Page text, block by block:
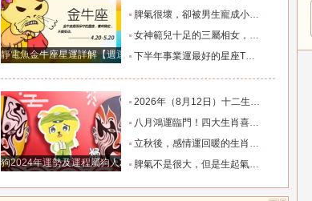
靜電魚金牛座星運詳解【週運2024年12月9日-12月15日】
脾氣很壞，卻被男生寵成小公主的四大星座女，無憂無慮沒煩惱_女生_魅力_所在
女神範兒十足的三屬相女，很受異性的歡迎，人生處處招桃花！_女性_魅力_機遇
下半年事業運最好的星座TOP4_獅子座_木星_天蠍座
狗2024年運勢及運程屬狗人2024運勢好嗎
2026年（8月12日）十二生肖最棒運勢播報_龍的_財富_方面
八月鴻運臨門！四大生肖喜事紮堆來襲，下半年一路順風順水到底_避雷_要點_合作
立秋後，感情運回暖的生肖TOP3_單身_放平_申金
脾氣不是很大，但是生起氣來很難哄的五大星座女_女性_情緒_給予